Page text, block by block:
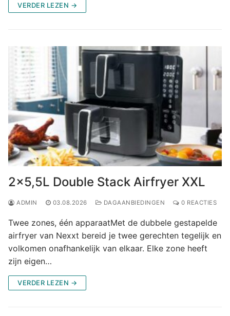
VERDER LEZEN →
2×5,5L Double Stack Airfryer XXL
ADMIN 03.08.2026 DAGAANBIEDINGEN 0 REACTIES
Twee zones, één apparaatMet de dubbele gestapelde
airfryer van Nexxt bereid je twee gerechten tegelijk en
volkomen onafhankelijk van elkaar. Elke zone heeft
zijn eigen…
VERDER LEZEN →